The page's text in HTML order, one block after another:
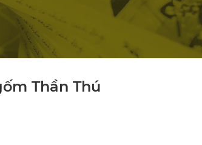
Thần Thú